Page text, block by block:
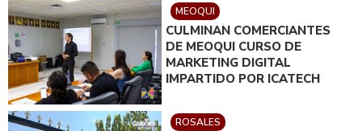
MEOQUI
CULMINAN COMERCIANTES
DE MEOQUI CURSO DE
MARKETING DIGITAL
IMPARTIDO POR ICATECH
ROSALES